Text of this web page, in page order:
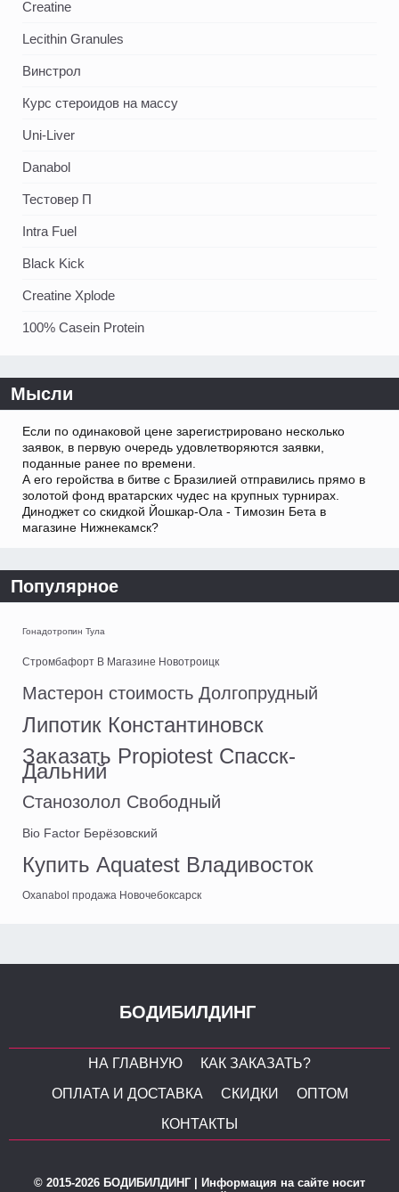
Creatine
Lecithin Granules
Винстрол
Курс стероидов на массу
Uni-Liver
Danabol
Тестовер П
Intra Fuel
Black Kick
Creatine Xplode
100% Casein Protein
Мысли
Если по одинаковой цене зарегистрировано несколько
заявок, в первую очередь удовлетворяются заявки,
поданные ранее по времени.
А его геройства в битве с Бразилией отправились прямо в
золотой фонд вратарских чудес на крупных турнирах.
Диноджет со скидкой Йошкар-Ола - Tимозин Бета в
магазине Нижнекамск?
Популярное
Гонадотропин Тула
Стромбафорт В Магазине Новотроицк
Мастерон стоимость Долгопрудный
Липотик Константиновск
Заказать Propiotest Спасск-
Дальний
Станозолол Свободный
Bio Factor Берёзовский
Купить Aquatest Владивосток
Oxanabol продажа Новочебоксарск
БОДИБИЛДИНГ
НА ГЛАВНУЮ
КАК ЗАКАЗАТЬ?
ОПЛАТА И ДОСТАВКА
СКИДКИ
ОПТОМ
КОНТАКТЫ
© 2015-2026 БОДИБИЛДИНГ | Информация на сайте носит